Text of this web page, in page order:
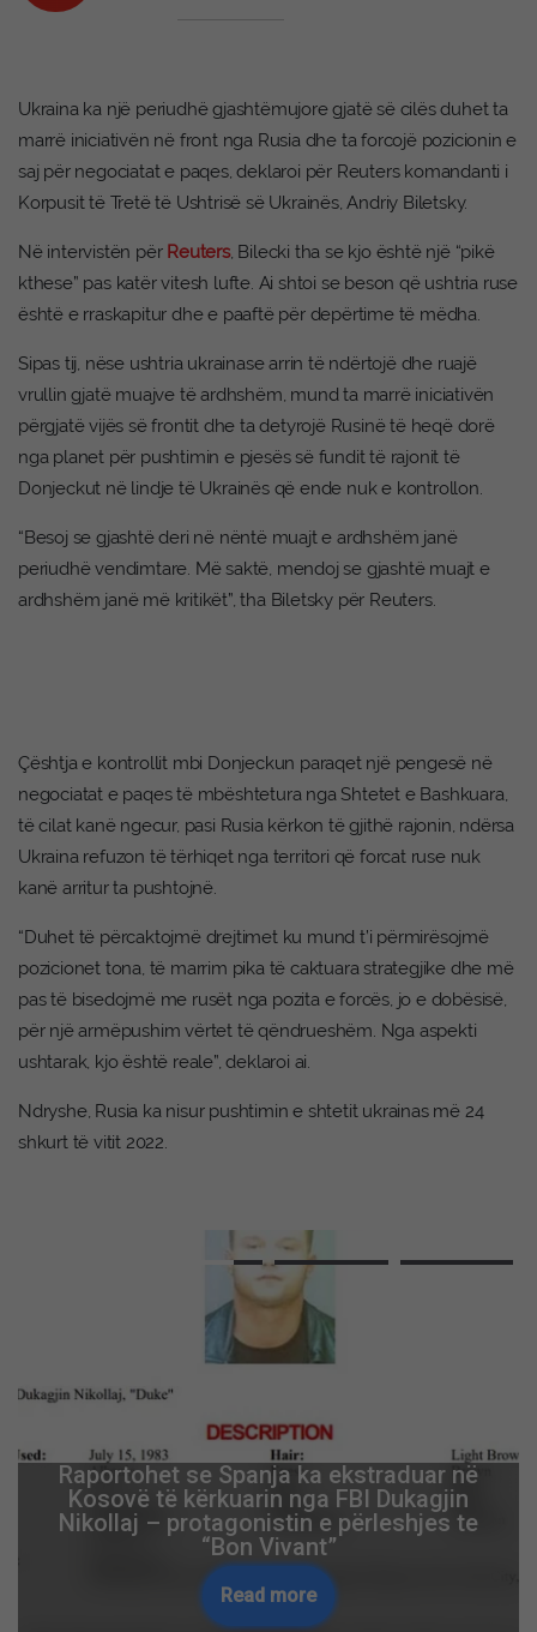
Ukraina ka një periudhë gjashtëmujore gjatë së cilës duhet ta
marrë iniciativën në front nga Rusia dhe ta forcojë pozicionin e
saj për negociatat e paqes, deklaroi për Reuters komandanti i
Korpusit të Tretë të Ushtrisë së Ukrainës, Andriy Biletsky.
Në intervistën për Reuters, Bilecki tha se kjo është një “pikë
kthese” pas katër vitesh lufte. Ai shtoi se beson që ushtria ruse
është e rraskapitur dhe e paaftë për depërtime të mëdha.
Sipas tij, nëse ushtria ukrainase arrin të ndërtojë dhe ruajë
vrullin gjatë muajve të ardhshëm, mund ta marrë iniciativën
përgjatë vijës së frontit dhe ta detyrojë Rusinë të heqë dorë
nga planet për pushtimin e pjesës së fundit të rajonit të
Donjeckut në lindje të Ukrainës që ende nuk e kontrollon.
“Besoj se gjashtë deri në nëntë muajt e ardhshëm janë
periudhë vendimtare. Më saktë, mendoj se gjashtë muajt e
ardhshëm janë më kritikët”, tha Biletsky për Reuters.
Çështja e kontrollit mbi Donjeckun paraqet një pengesë në
negociatat e paqes të mbështetura nga Shtetet e Bashkuara,
të cilat kanë ngecur, pasi Rusia kërkon të gjithë rajonin, ndërsa
Ukraina refuzon të tërhiqet nga territori që forcat ruse nuk
kanë arritur ta pushtojnë.
“Duhet të përcaktojmë drejtimet ku mund t’i përmirësojmë
pozicionet tona, të marrim pika të caktuara strategjike dhe më
pas të bisedojmë me rusët nga pozita e forcës, jo e dobësisë,
për një armëpushim vërtet të qëndrueshëm. Nga aspekti
ushtarak, kjo është reale”, deklaroi ai.
Ndryshe, Rusia ka nisur pushtimin e shtetit ukrainas më 24
shkurt të vitit 2022.
Raportohet se Spanja ka ekstraduar në
Kosovë të kërkuarin nga FBI Dukagjin
Nikollaj – protagonistin e përleshjes te
“Bon Vivant”
Read more